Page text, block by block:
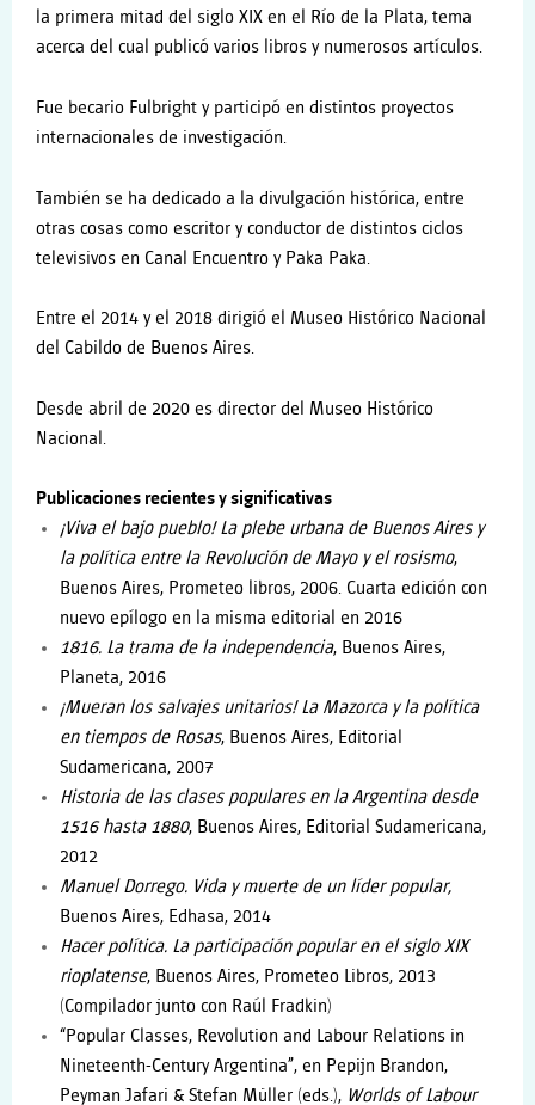
la primera mitad del siglo XIX en el Río de la Plata, tema
acerca del cual publicó varios libros y numerosos artículos.
Fue becario Fulbright y participó en distintos proyectos
internacionales de investigación.
También se ha dedicado a la divulgación histórica, entre
otras cosas como escritor y conductor de distintos ciclos
televisivos en Canal Encuentro y Paka Paka.
Entre el 2014 y el 2018 dirigió el Museo Histórico Nacional
del Cabildo de Buenos Aires.
Desde abril de 2020 es director del Museo Histórico
Nacional.
Publicaciones recientes y significativas
¡Viva el bajo pueblo! La plebe urbana de Buenos Aires y
la política entre la Revolución de Mayo y el rosismo,
Buenos Aires, Prometeo libros, 2006. Cuarta edición con
nuevo epílogo en la misma editorial en 2016
1816. La trama de la independencia, Buenos Aires,
Planeta, 2016
¡Mueran los salvajes unitarios! La Mazorca y la política
en tiempos de Rosas, Buenos Aires, Editorial
Sudamericana, 2007
Historia de las clases populares en la Argentina desde
1516 hasta 1880, Buenos Aires, Editorial Sudamericana,
2012
Manuel Dorrego. Vida y muerte de un líder popular,
Buenos Aires, Edhasa, 2014
Hacer política. La participación popular en el siglo XIX
rioplatense, Buenos Aires, Prometeo Libros, 2013
(Compilador junto con Raúl Fradkin)
“Popular Classes, Revolution and Labour Relations in
Nineteenth-Century Argentina”, en Pepijn Brandon,
Peyman Jafari & Stefan Müller (eds.), Worlds of Labour